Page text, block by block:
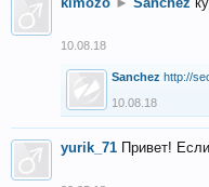
10.08.18
Sanchez http://
10.08.18
yurik_71 Привет!